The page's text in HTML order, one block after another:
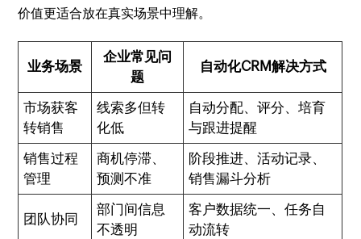
价值更适合放在真实场景中理解。
业务场景
企业常见问
题
自动化CRM解决方式
市场获客
转销售
线索多但转
化低
自动分配、评分、培育
与跟进提醒
销售过程
管理
商机停滞、
预测不准
阶段推进、活动记录、
销售漏斗分析
团队协同
部门间信息
不透明
客户数据统一、任务自
动流转